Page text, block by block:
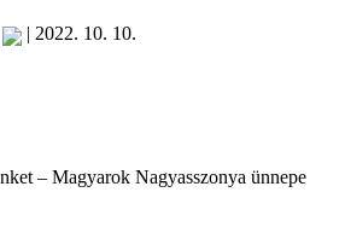
| 2022. 10. 10.
– Magyarok Nagyasszonya ünnepe